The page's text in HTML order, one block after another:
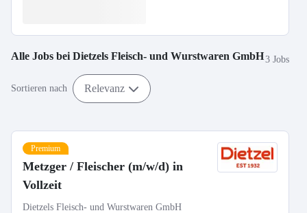
Alle Jobs bei Dietzels Fleisch- und Wurstwaren GmbH3 Jobs
Sortieren nach Relevanz
Premium
Metzger / Fleischer (m/w/d) in
Vollzeit
Dietzels Fleisch- und Wurstwaren GmbH